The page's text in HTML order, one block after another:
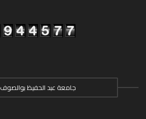
جامعة عبد الحفيظ بوالصوف